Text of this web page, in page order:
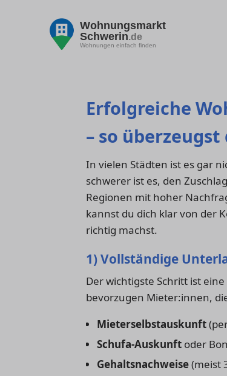
Wohnungsmarkt
Schwerin.de
Wohnungen einfach finden
Erfolgreiche
– so
In vielen Städten ist es gar
schwerer ist es, den
Regionen mit hoher
kannst du dich klar von der
richtig machst.
1) Vollständige
Der wichtigste Schritt ist
bevorzugen Mieter:innen,
Mieterselbstauskunft
Schufa-Auskunftoder
Gehaltsnachweise(meist